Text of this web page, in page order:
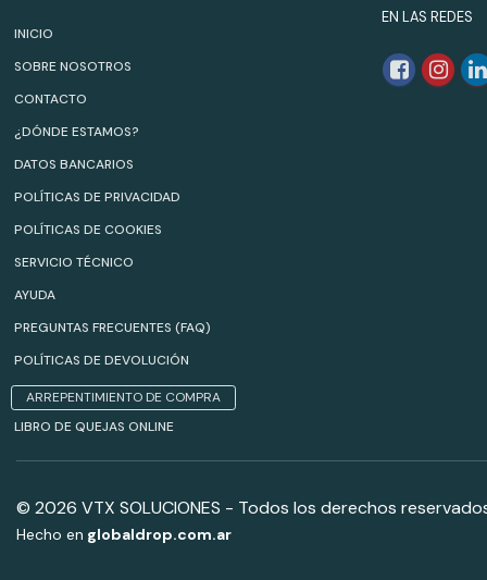
INICIO
SOBRE NOSOTROS
CONTACTO
¿DÓNDE ESTAMOS?
DATOS BANCARIOS
POLÍTICAS DE PRIVACIDAD
POLÍTICAS DE COOKIES
SERVICIO TÉCNICO
AYUDA
PREGUNTAS FRECUENTES (FAQ)
POLÍTICAS DE DEVOLUCIÓN
ARREPENTIMIENTO DE COMPRA
LIBRO DE QUEJAS ONLINE
EN LAS REDES
© 2026 VTX SOLUCIONES - Todos los derechos
Hecho en globaldrop.com.ar